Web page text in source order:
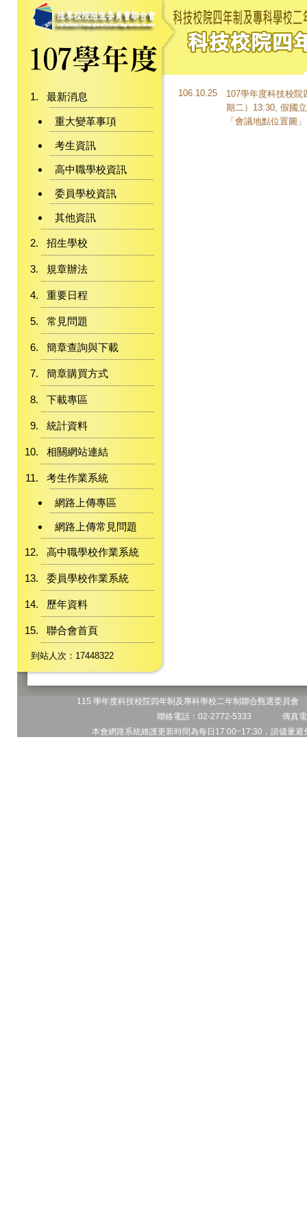
最新消息
重大變革事項
考生資訊
高中職學校資訊
委員學校資訊
其他資訊
招生學校
規章辦法
重要日程
常見問題
簡章查詢與下載
簡章購買方式
下載專區
統計資料
相關網站連結
考生作業系統
網路上傳專區
網路上傳常見問題
高中職學校作業系統
委員學校作業系統
歷年資料
聯合會首頁
到站人次：17448322
106.10.25
107學年度科技校院
期二）13:30, 假國
「 會議地點位置圖」
115 學年度科技校院四年制及專科學校二年制聯合甄選委員
聯絡電話：02-2772-5333 傳真
本會網路系統維護更新時間為每日17:00~17:30，請儘量